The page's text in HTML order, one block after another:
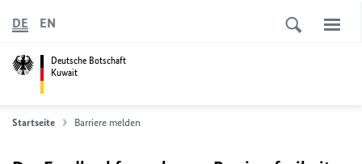
Deutsche Botschaft
Kuwait
DE EN
Startseite Barriere melden